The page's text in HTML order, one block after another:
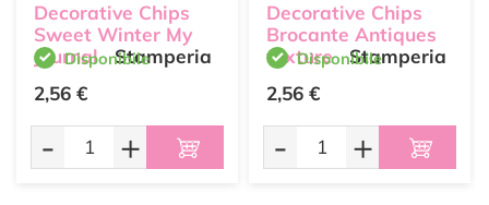
Decorative Chips
Sweet Winter My
Journal Stamperia
Disponibile
2,56 €
- +
Decorative Chips
Brocante Antiques
texture Stamperia
Disponibile
2,56 €
- +